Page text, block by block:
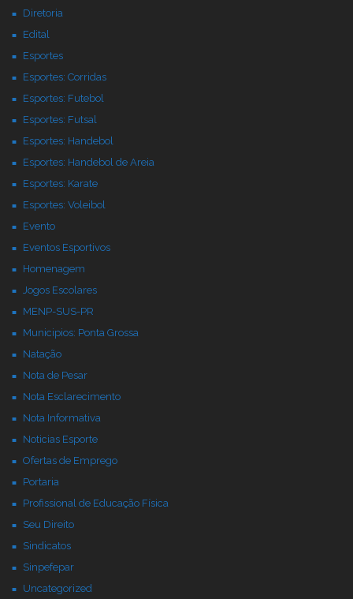
Diretoria
Edital
Esportes
Esportes: Corridas
Esportes: Futebol
Esportes: Futsal
Esportes: Handebol
Esportes: Handebol de Areia
Esportes: Karate
Esportes: Voleibol
Evento
Eventos Esportivos
Homenagem
Jogos Escolares
MENP-SUS-PR
Municipios: Ponta Grossa
Natação
Nota de Pesar
Nota Esclarecimento
Nota Informativa
Noticias Esporte
Ofertas de Emprego
Portaria
Profissional de Educação Física
Seu Direito
Sindicatos
Sinpefepar
Uncategorized